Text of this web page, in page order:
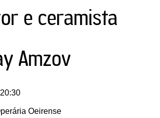
e ceramista
Amzov
Oeirense